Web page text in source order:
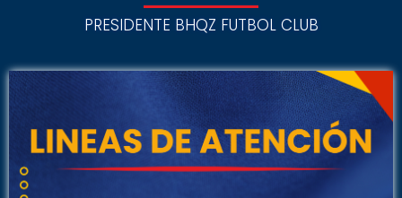
PRESIDENTE BHQZ FUTBOL CLUB